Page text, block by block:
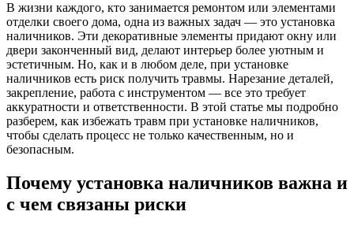
В жизни каждого, кто занимается ремонтом или элементами
отделки своего дома, одна из важных задач — это установка
наличников. Эти декоративные элементы придают окну или
двери законченный вид, делают интерьер более уютным и
эстетичным. Но, как и в любом деле, при установке
наличников есть риск получить травмы. Нарезание деталей,
закрепление, работа с инструментом — все это требует
аккуратности и ответственности. В этой статье мы подробно
разберем, как избежать травм при установке наличников,
чтобы сделать процесс не только качественным, но и
безопасным.
Почему установка наличников важна и
с чем связаны риски